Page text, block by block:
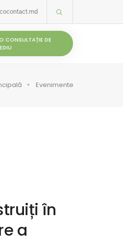
CONSULTAȚIE DE
Evenimente
în
a